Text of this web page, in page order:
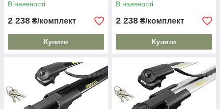
В наявності
2 238 ₴/комплект
Купити
В наявності
2 238 ₴/комплект
Купити